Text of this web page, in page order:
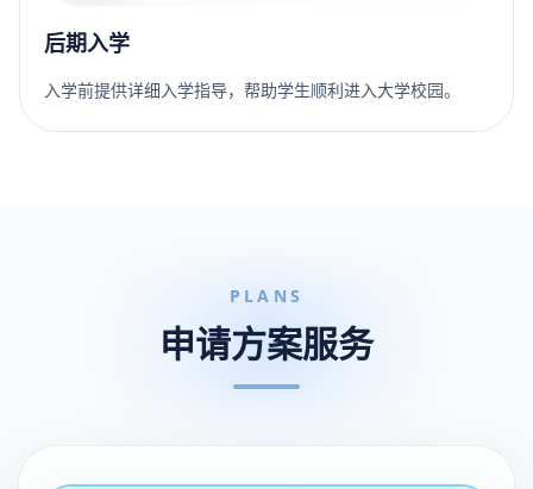
后期入学
入学前提供详细入学指导，帮助学生顺利进入大学校园。
PLANS
申请方案服务